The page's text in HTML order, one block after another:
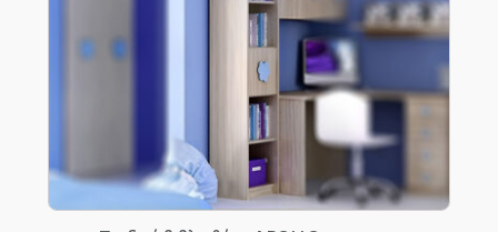
ΕΠΙΚΟΙΝΩΝΊΑ
ΤΗΛ.: 210-2400-863
EPIPLEON